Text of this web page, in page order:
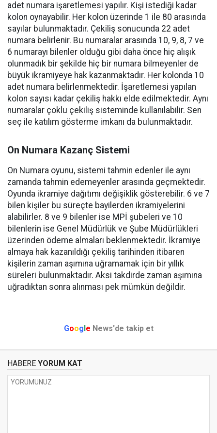
adet numara işaretlemesi yapılır. Kişi istediği kadar
kolon oynayabilir. Her kolon üzerinde 1 ile 80 arasında
sayılar bulunmaktadır. Çekiliş sonucunda 22 adet
numara belirlenir. Bu numaralar arasında 10, 9, 8, 7 ve
6 numarayı bilenler olduğu gibi daha önce hiç alışık
olunmadık bir şekilde hiç bir numara bilmeyenler de
büyük ikramiyeye hak kazanmaktadır. Her kolonda 10
adet numara belirlenmektedir. İşaretlemesi yapılan
kolon sayısı kadar çekiliş hakkı elde edilmektedir. Aynı
numaralar çoklu çekiliş sisteminde kullanılabilir. Sen
seç ile katılım gösterme imkanı da bulunmaktadır.
On Numara Kazanç Sistemi
On Numara oyunu, sistemi tahmin edenler ile aynı
zamanda tahmin edemeyenler arasında geçmektedir.
Oyunda ikramiye dağıtımı değişiklik gösterebilir. 6 ve 7
bilen kişiler bu süreçte bayilerden ikramiyelerini
alabilirler. 8 ve 9 bilenler ise MPİ şubeleri ve 10
bilenlerin ise Genel Müdürlük ve Şube Müdürlükleri
üzerinden ödeme almaları beklenmektedir. İkramiye
almaya hak kazanıldığı çekiliş tarihinden itibaren
kişilerin zaman aşımına uğramamak için bir yıllık
süreleri bulunmaktadır. Aksi takdirde zaman aşımına
uğradıktan sonra alınması pek mümkün değildir.
Google News'de takip et
HABERE YORUM KAT